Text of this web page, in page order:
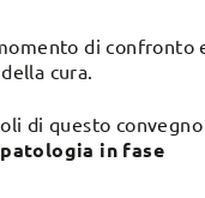
di confronto
cura.
di questo convegno
in fase